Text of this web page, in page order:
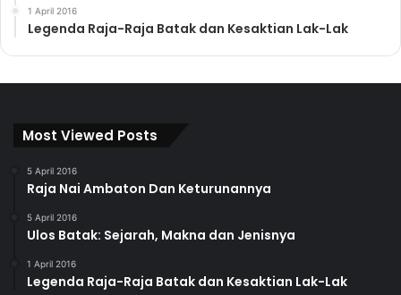
1 April 2016
Legenda Raja-Raja Batak dan Kesaktian Lak-Lak
Most Viewed Posts
5 April 2016
Raja Nai Ambaton Dan Keturunannya
5 April 2016
Ulos Batak: Sejarah, Makna dan Jenisnya
1 April 2016
Legenda Raja-Raja Batak dan Kesaktian Lak-Lak